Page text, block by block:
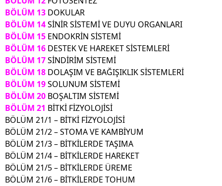
BÖLÜM 13 DOKULAR
BÖLÜM 14SİNİR SİSTEMİ VE DUYU ORGANLARI
BÖLÜM 15 ENDOKRİN SİSTEMİ
BÖLÜM 16 DESTEK VE HAREKET SİSTEMLERİ
BÖLÜM 17SİNDİRİM SİSTEMİ
BÖLÜM 18 DOLAŞIM VE BAĞIŞIKLIK SİSTEMLERİ
BÖLÜM 19SOLUNUM SİSTEMİ
BÖLÜM 20 BOŞALTIM SİSTEMİ
BÖLÜM 21 BİTKİ FİZYOLOJİSİ
BÖLÜM 21/1 – BİTKİ FİZYOLOJİSİ
BÖLÜM 21/2 – STOMA VE KAMBİYUM
BÖLÜM 21/3 – BİTKİLERDE TAŞIMA
BÖLÜM 21/4 – BİTKİLERDE HAREKET
BÖLÜM 21/5 – BİTKİLERDE ÜREME
BÖLÜM 21/6 – BİTKİLERDE TOHUM